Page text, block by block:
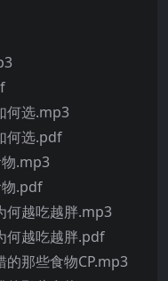
何选.mp3
何选.pdf
.mp3
.pdf
何越吃越胖.mp3
何越吃越胖.pdf
的那些食物CP.mp3